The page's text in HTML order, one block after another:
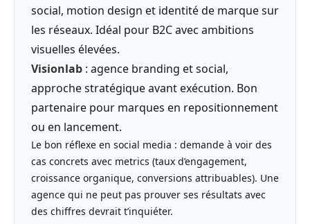
social, motion design et identité de marque sur
les réseaux. Idéal pour B2C avec ambitions
visuelles élevées.
Visionlab : agence branding et social,
approche stratégique avant exécution. Bon
partenaire pour marques en repositionnement
ou en lancement.
Le bon réflexe en social media : demande à voir des
cas concrets avec metrics (taux d’engagement,
croissance organique, conversions attribuables). Une
agence qui ne peut pas prouver ses résultats avec
des chiffres devrait t’inquiéter.